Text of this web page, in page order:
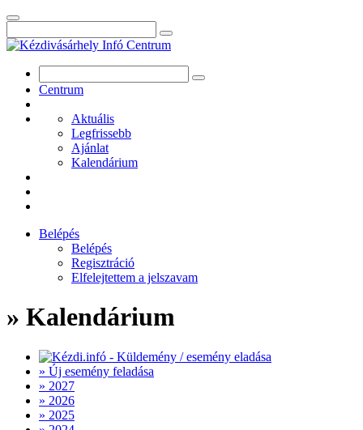
Centrum
Aktuális
Legfrissebb
Ajánlat
Kalendárium
Belépés
Belépés
Regisztráció
Elfelejtettem a jelszavam
» Kalendárium
» Új esemény feladása
» 2027
» 2026
» 2025